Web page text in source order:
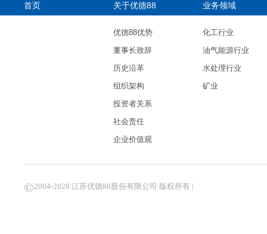
首页 关于优德88
优德88优势
董事长致辞
历史沿革
组织架构
投资者关系
社会责任
企业价值观
业务领域
化工行业
油气能源行业
水处理行业
矿业
©2004-2020 江苏优德88股份有限公司 版权所有 |